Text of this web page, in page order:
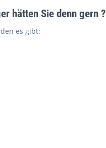
hätten Sie denn gern ?
es gibt: